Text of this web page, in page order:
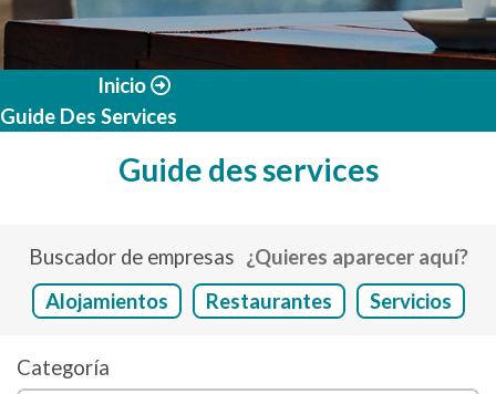
Inicio
Guide Des Services
Guide des services
Buscador de empresas ¿Quieres aparecer aquí?
Alojamientos
Restaurantes Servicios
Categoría